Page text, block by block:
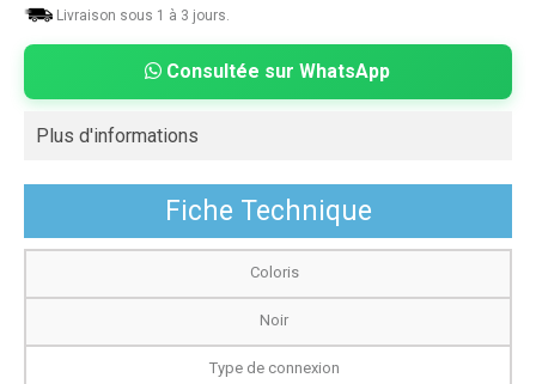
Livraison sous 1 à 3 jours.
Consultée sur WhatsApp
Plus d'informations
Fiche Technique
Coloris
Noir
Type de connexion